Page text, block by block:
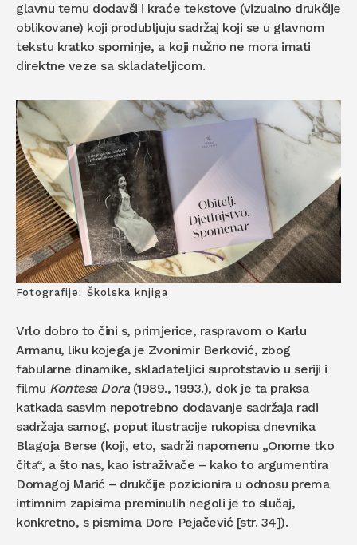
glavnu temu dodavši i kraće tekstove (vizualno drukčije
oblikovane) koji produbljuju sadržaj koji se u glavnom
tekstu kratko spominje, a koji nužno ne mora imati
direktne veze sa skladateljicom.
Fotografije: Školska knjiga
Vrlo dobro to čini s, primjerice, raspravom o Karlu
Armanu, liku kojega je Zvonimir Berković, zbog
fabularne dinamike, skladateljici suprotstavio u seriji i
filmu Kontesa Dora (1989., 1993.), dok je ta praksa
katkada sasvim nepotrebno dodavanje sadržaja radi
sadržaja samog, poput ilustracije rukopisa dnevnika
Blagoja Berse (koji, eto, sadrži napomenu „Onome tko
čita“, a što nas, kao istraživače – kako to argumentira
Domagoj Marić – drukčije pozicionira u odnosu prema
intimnim zapisima preminulih negoli je to slučaj,
konkretno, s pismima Dore Pejačević [str. 34]).